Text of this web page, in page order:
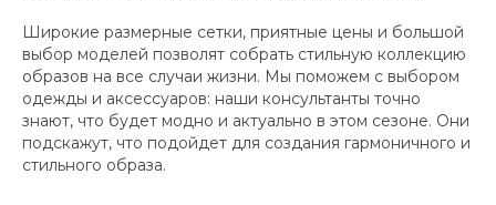
Широкие размерные сетки, приятные цены и большой
выбор моделей позволят собрать стильную коллекцию
образов на все случаи жизни. Мы поможем с выбором
одежды и аксессуаров: наши консультанты точно
знают, что будет модно и актуально в этом сезоне. Они
подскажут, что подойдет для создания гармоничного и
стильного образа.